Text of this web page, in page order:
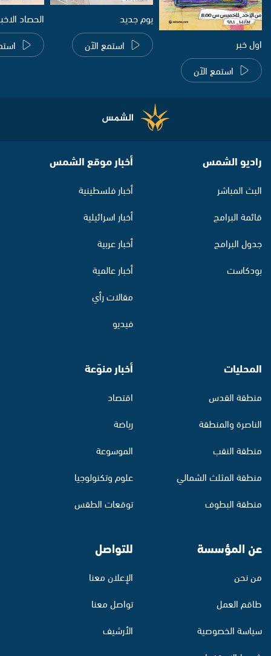
اول خبر
استمع الآن
يوم جديد
استمع الآن
الحصاد
راديو الشمس
البث المباشر
قائمة البرامج
جدول البرامج
بودكاست
أخبار موقع الشمس
أخبار فلسطينية
أخبار اسرائيلية
أخبار عربية
أخبار عالمية
مقالات رأي
فيديو
المحليات
منطقة القدس
الناصرة والمنطقة
منطقة النقب
منطقة المثلث الشمالي
منطقة البطوف
أخبار منوّعة
اقتصاد
رياضة
الموسوعة
علوم وتكنولوجيا
توقعات الطقس
عن المؤسسة
من نحن
طاقم العمل
سياسة الخصوصية
للتواصل
الإعلان معنا
تواصل معنا
الأرشيف